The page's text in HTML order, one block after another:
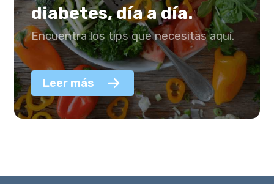
diabetes, día a día.
Encuentra los tips que necesitas aquí.
Leer más